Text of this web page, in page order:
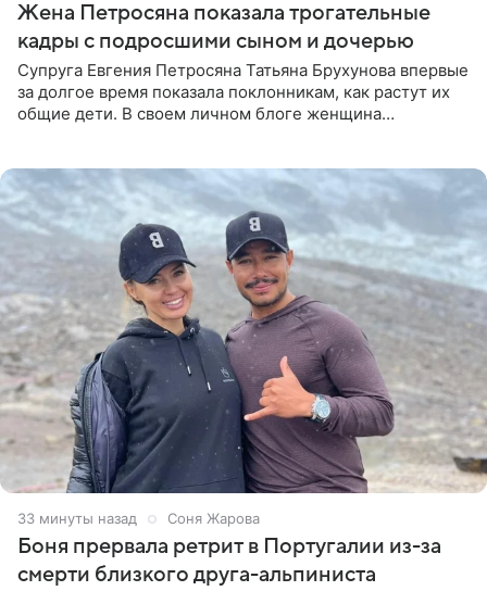
Жена Петросяна показала трогательные
кадры с подросшими сыном и дочерью
Супруга Евгения Петросяна Татьяна Брухунова впервые
за долгое время показала поклонникам, как растут их
общие дети. В своем личном блоге женщина
33 минуты назад Соня Жарова
Боня прервала ретрит в Португалии из-за
смерти близкого друга-альпиниста